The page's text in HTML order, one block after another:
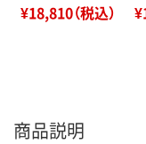
¥18,810（税込）
商品説明